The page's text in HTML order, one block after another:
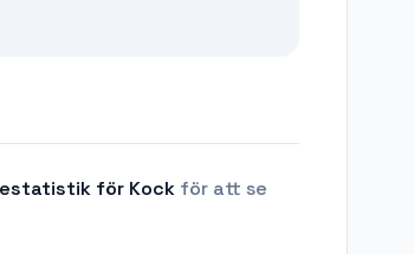
för Kock för att se